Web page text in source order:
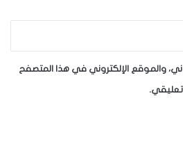
والموقع الإلكتروني في هذا المتصفح
تعليقي.